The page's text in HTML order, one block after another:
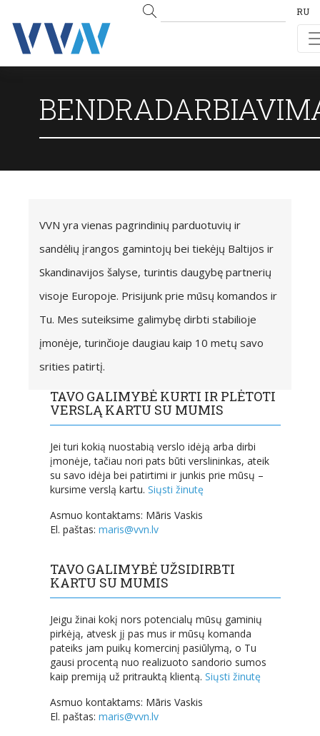
RU
VVN yra vienas pagrindinių parduotuvių ir
sandėlių įrangos gamintojų bei tiekėjų Baltijos ir
Skandinavijos šalyse, turintis daugybę partnerių
visoje Europoje. Prisijunk prie mūsų komandos ir
Tu. Mes suteiksime galimybę dirbti stabilioje
įmonėje, turinčioje daugiau kaip 10 metų savo
srities patirtį.
TAVO GALIMYBĖ KURTI IR PLĖTOTI
VERSLĄ KARTU SU MUMIS
Jei turi kokią nuostabią verslo idėją arba dirbi
įmonėje, tačiau nori pats būti verslininkas, ateik
su savo idėja bei patirtimi ir junkis prie mūsų –
kursime verslą kartu. Siųsti žinutę
Asmuo kontaktams: Māris Vaskis
El. paštas: maris@vvn.lv
TAVO GALIMYBĖ UŽSIDIRBTI
KARTU SU MUMIS
Jeigu žinai kokį nors potencialų mūsų gaminių
pirkėją, atvesk jį pas mus ir mūsų komanda
pateiks jam puikų komercinį pasiūlymą, o Tu
gausi procentą nuo realizuoto sandorio sumos
kaip premiją už pritrauktą klientą. Siųsti žinutę
Asmuo kontaktams: Māris Vaskis
El. paštas: maris@vvn.lv